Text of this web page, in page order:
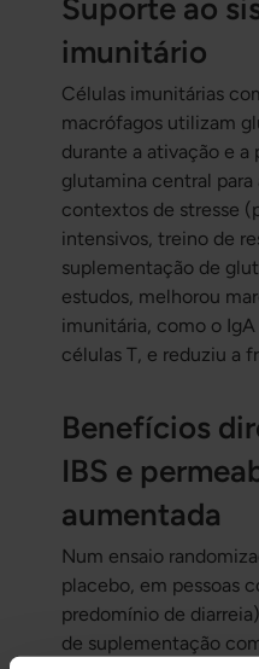
Suporte ao
imunitário
Células imunitárias
macrófagos utilizam
durante a ativação e a
glutamina central
contextos de stresse
intensivos, treino de
suplementação de
estudos, melhorou
imunitária, como o
células T, e reduziu a
Benefícios
IBS e
aumentada
Num ensaio
placebo, em pessoas
predomínio de
de suplementação